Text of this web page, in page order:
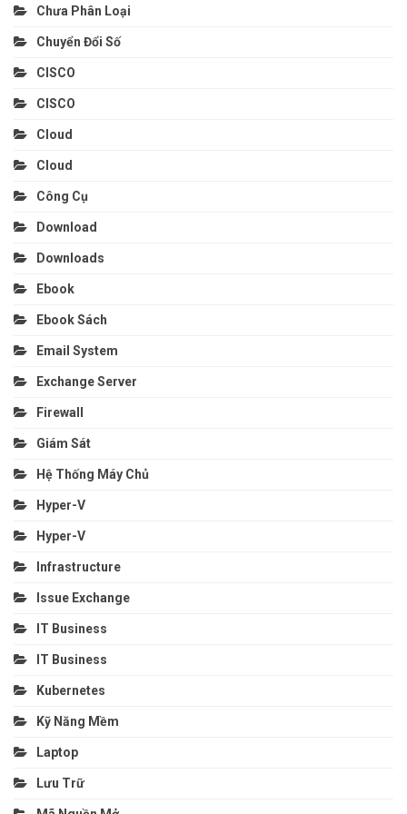
Chưa Phân Loại
Chuyển Đổi Số
CISCO
CISCO
Cloud
Cloud
Công Cụ
Download
Downloads
Ebook
Ebook Sách
Email System
Exchange Server
Firewall
Giám Sát
Hệ Thống Máy Chủ
Hyper-V
Hyper-V
Infrastructure
Issue Exchange
IT Business
IT Business
Kubernetes
Kỹ Năng Mềm
Laptop
Lưu Trữ